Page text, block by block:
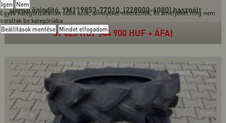
Igen Nem
Egyéb kategorizálatlan sütik azok, amelyeket elemeznek, és amelyeket még nem
soroltak be kategóriába.
Beállítások mentése Mindet elfogadom
Denso önindító, YM119853-77010, (228000-6080) használt
57 023 HUF (44 900 HUF + ÁFA)